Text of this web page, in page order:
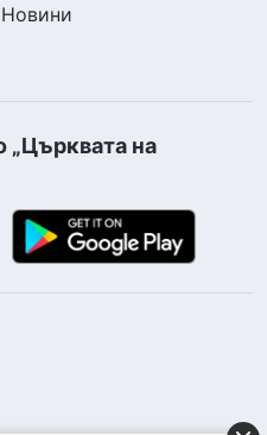
Новини
„Църквата на